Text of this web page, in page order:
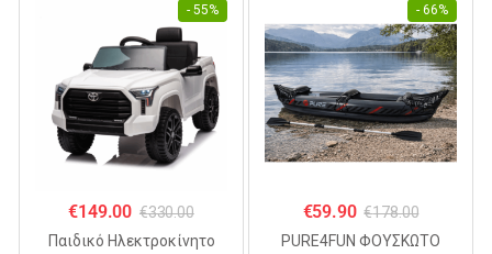
- 55%
€149.00 €330.00
Παιδικό Ηλεκτροκίνητο
- 66%
€59.90 €178.00
PURE4FUN ΦΟΥΣΚΩΤΟ